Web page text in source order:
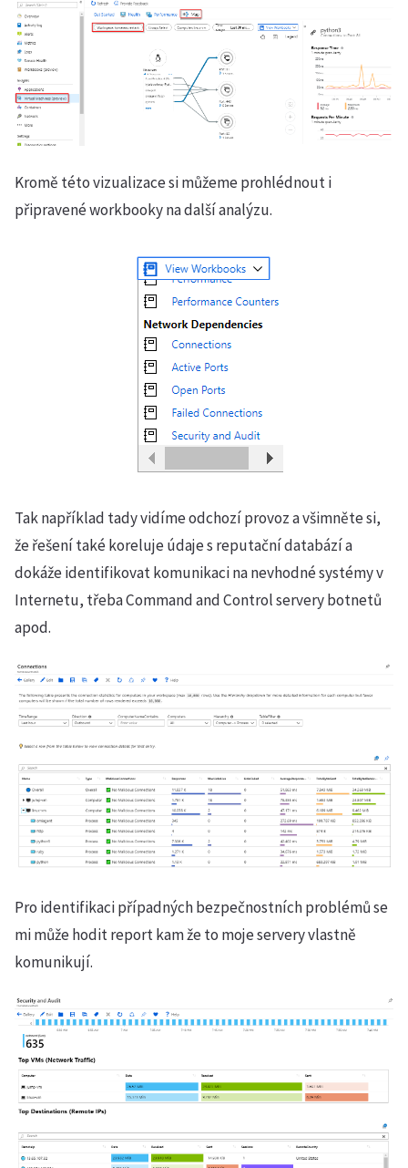
Kromě této vizualizace si můžeme prohlédnout i
připravené workbooky na další analýzu.
Tak například tady vidíme odchozí provoz a všimněte si,
že řešení také koreluje údaje s reputační databází a
dokáže identifikovat komunikaci na nevhodné systémy v
Internetu, třeba Command and Control servery botnetů
apod.
Pro identifikaci případných bezpečnostních problémů se
mi může hodit report kam že to moje servery vlastně
komunikují.